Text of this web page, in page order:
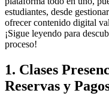
estudiantes, desde
ofrecer contenido digital
¡Sigue leyendo para
proceso!
1. Clases
Reservas y